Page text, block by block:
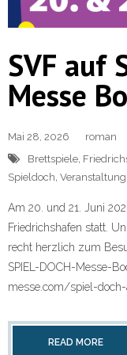
SVF auf
Messe
Mai 28, 2026 roman
Brettspiele,
Spieldoch, Veranstaltung
Am 20. und 21. Juni
Friedrichshafen statt.
recht herzlich zum
SPIEL-DOCH-Messe-
messe.com/spiel-
READ MORE